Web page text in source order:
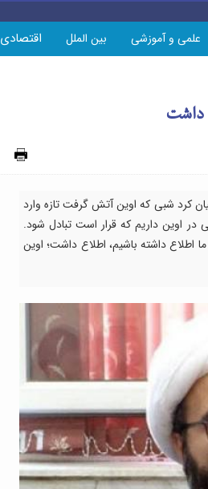
علمی و آموزشی بین الملل اقتصادی
کرد شبی که اوین آتش گرفت تازه‌ وارد
در اوین داریم که قرار است تبادل شود.
وزیر خارجه آمریکا ۴۰ دقیقه قبل از اینکه ما اطلاع داشته باشیم، اطلاع داشت؛ اوین